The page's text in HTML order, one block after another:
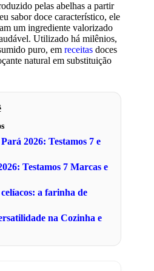
pelas abelhas a partir
sabor doce característico, ele
um ingrediente valorizado
Utilizado há milênios,
puro, em receitas doces
natural em substituição
2026: Testamos 7 e
Testamos 7 Marcas e
a farinha de
na Cozinha e